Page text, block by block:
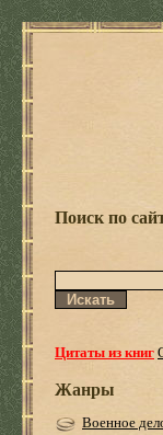
Поиск по
Цитаты из книг
Жанры
Военное